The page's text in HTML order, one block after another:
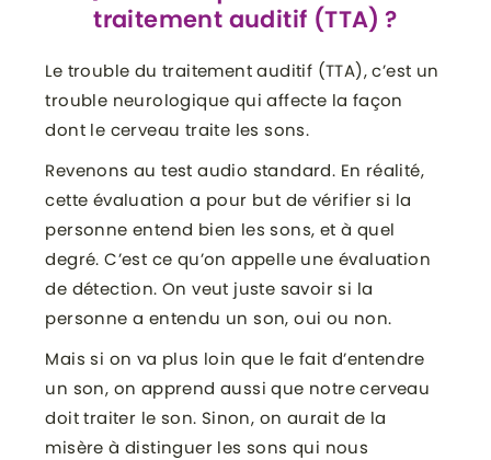
traitement auditif (TTA) ?
Le trouble du traitement auditif (TTA), c’est un
trouble neurologique qui affecte la façon
dont le cerveau traite les sons.
Revenons au test audio standard. En réalité,
cette évaluation a pour but de vérifier si la
personne entend bien les sons, et à quel
degré. C’est ce qu’on appelle une évaluation
de détection. On veut juste savoir si la
personne a entendu un son, oui ou non.
Mais si on va plus loin que le fait d’entendre
un son, on apprend aussi que notre cerveau
doit traiter le son. Sinon, on aurait de la
misère à distinguer les sons qui nous